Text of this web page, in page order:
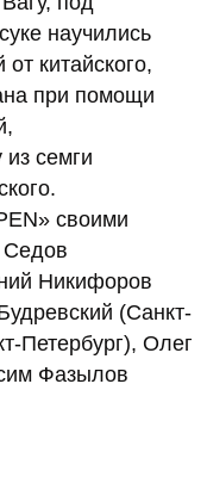
научились
китайского,
при помощи
из семги
своими
Седов
Никифоров
(Санкт-
Петербург), Олег
Фазылов